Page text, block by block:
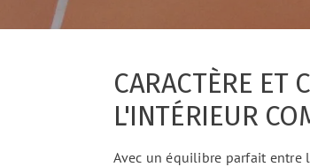
CARACTÈRE ET
L'INTÉRIEUR
Avec un équilibre parfait entre